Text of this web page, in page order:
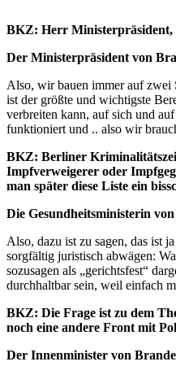
BKZ: Herr Ministerpräsident,
Der Ministerpräsident von
Also, wir bauen immer auf zwei
ist der größte und wichtigste
verbreiten kann, auf sich und
funktioniert und .. also wir
BKZ: Berliner
Impfverweigerer oder
man später diese Liste ein
Die Gesundheitsministerin
Also, dazu ist zu sagen, das ist
sorgfältig juristisch abwägen:
sozusagen als „gerichtsfest“
durchhaltbar sein, weil einfach
BKZ: Die Frage ist zu dem
noch eine andere Front mit
Der Innenminister von